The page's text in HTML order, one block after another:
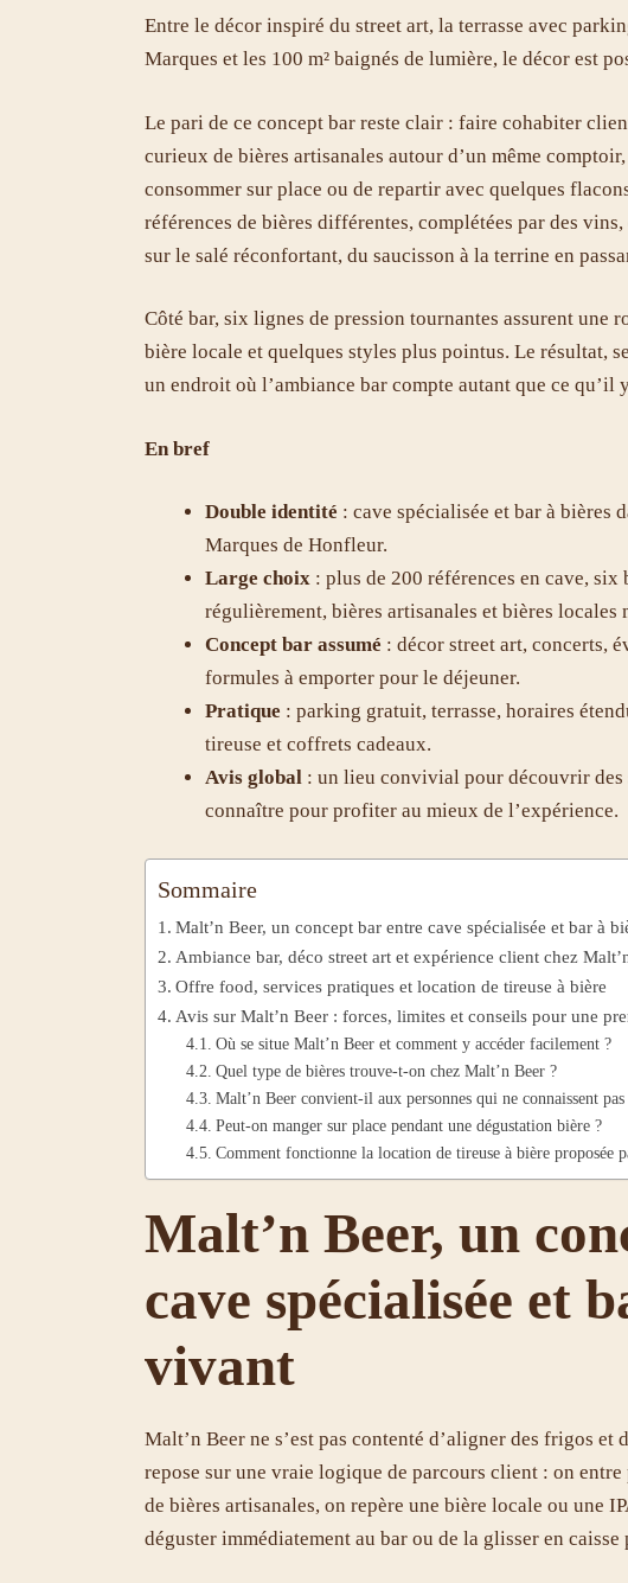
Entre le décor inspiré du street art, la terrasse avec
Marques et les 100 m² baignés de lumière, le décor est
Le pari de ce concept bar reste clair : faire cohabiter
curieux de bières artisanales autour d’un même
consommer sur place ou de repartir avec quelques
références de bières différentes, complétées par des
sur le salé réconfortant, du saucisson à la terrine en
Côté bar, six lignes de pression tournantes assurent une
bière locale et quelques styles plus pointus. Le résultat,
un endroit où l’ambiance bar compte autant que ce qu’il
En bref
Double identité : cave spécialisée et bar à bières
Marques de Honfleur.
Large choix : plus de 200 références en cave,
régulièrement, bières artisanales et bières locales
Concept bar assumé : décor street art, concerts,
formules à emporter pour le déjeuner.
Pratique : parking gratuit, terrasse, horaires
tireuse et coffrets cadeaux.
Avis global : un lieu convivial pour découvrir des
connaître pour profiter au mieux de l’expérience.
Sommaire
Malt’n Beer, un concept bar entre cave spécialisée et bar à
Ambiance bar, déco street art et expérience client chez
Offre food, services pratiques et location de tireuse à bière
Avis sur Malt’n Beer : forces, limites et conseils pour une
Où se situe Malt’n Beer et comment y accéder facilement ?
Quel type de bières trouve-t-on chez Malt’n Beer ?
Malt’n Beer convient-il aux personnes qui ne connaissent
Peut-on manger sur place pendant une dégustation bière ?
Comment fonctionne la location de tireuse à bière proposée
Malt’n Beer, un
cave spécialisée et
vivant
Malt’n Beer ne s’est pas contenté d’aligner des frigos et
repose sur une vraie logique de parcours client : on
de bières artisanales, on repère une bière locale ou une
déguster immédiatement au bar ou de la glisser en